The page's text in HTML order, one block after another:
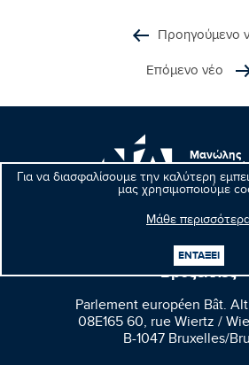
Για να διασφαλίσουμε την καλύτερη
μας χρησιμοποιούμε
Μάθε
ΕΝΤΑΞΕΙ
Προηγούμενο
Επόμενο νέο
Μανώλης
Βρυξέλλες
Parlement européen Bât.
08E165 60, rue Wiertz /
B-1047 Bruxelles/